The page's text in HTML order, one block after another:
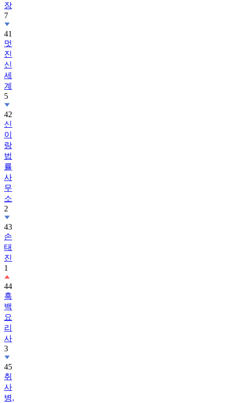
장
7
41
멋
진
신
세
계
5
42
신
이
랑
법
률
사
무
소
2
43
손
태
진
1
44
흑
백
요
리
사
3
45
취
사
병,